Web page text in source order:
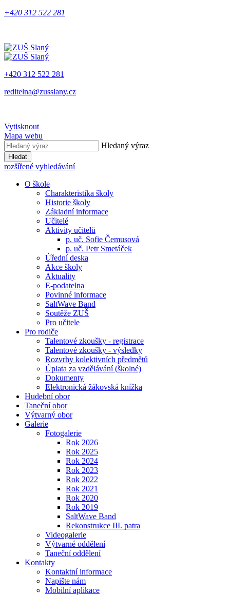
+420 312 522 281
+420 312 522 281
reditelna@zusslany.cz
Vytisknout
Mapa webu
Hledaný výraz
Hledat
rozšířené vyhledávání
O škole
Charakteristika školy
Historie školy
Základní informace
Učitelé
Aktivity učitelů
p. uč. Sofie Čemusová
p. uč. Petr Smetáček
Úřední deska
Akce školy
Aktuality
E-podatelna
Povinné informace
SaltWave Band
Soutěže ZUŠ
Pro učitele
Pro rodiče
Talentové zkoušky - registrace
Talentové zkoušky - výsledky
Rozvrhy kolektivních předmětů
Úplata za vzdělávání (školné)
Dokumenty
Elektronická žákovská knížka
Hudební obor
Taneční obor
Výtvarný obor
Galerie
Fotogalerie
Rok 2026
Rok 2025
Rok 2024
Rok 2023
Rok 2022
Rok 2021
Rok 2020
Rok 2019
SaltWave Band
Rekonstrukce III. patra
Videogalerie
Výtvarné oddělení
Taneční oddělení
Kontakty
Kontaktní informace
Napište nám
Mobilní aplikace